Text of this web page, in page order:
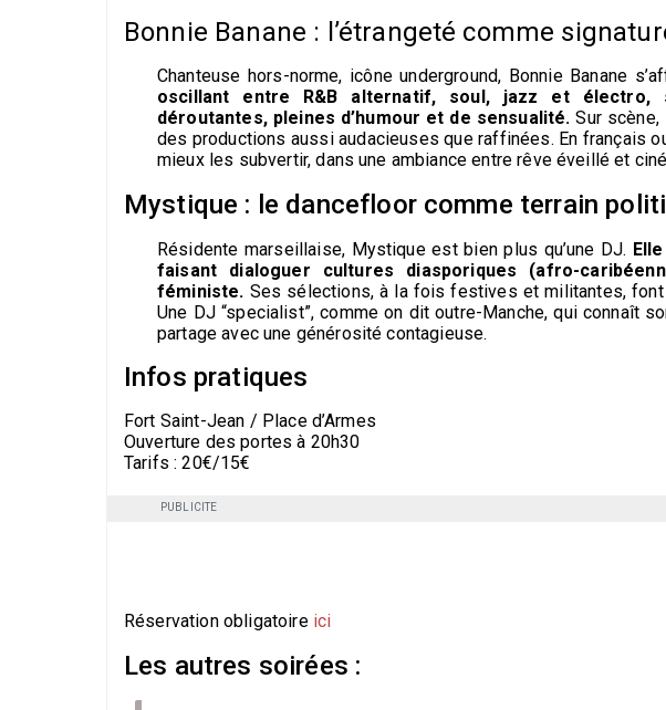
Bonnie Banane : l’étrangeté comme
Chanteuse hors-norme, icône underground, Bonnie Banane
oscillant entre R&B alternatif, soul, jazz et électro,
déroutantes, pleines d’humour et de sensualité. Sur scène,
des productions aussi audacieuses que raffinées. En français
mieux les subvertir, dans une ambiance entre rêve éveillé et
Mystique : le dancefloor comme terrain
Résidente marseillaise, Mystique est bien plus qu’une DJ.
faisant dialoguer cultures diasporiques (afro-
féministe. Ses sélections, à la fois festives et militantes,
Une DJ “specialist”, comme on dit outre-Manche, qui connaît
partage avec une générosité contagieuse.
Infos pratiques
Fort Saint-Jean / Place d’Armes
Ouverture des portes à 20h30
Tarifs :20€/15€
PUBLICITE
Réservation obligatoire ici
Les autres soirées :